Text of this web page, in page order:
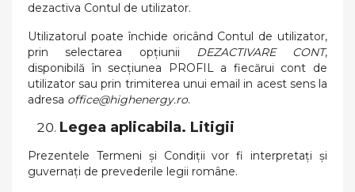
dezactiva Contul de utilizator.
Utilizatorul poate închide oricând Contul de utilizator,
prin selectarea opțiunii DEZACTIVARE CONT,
disponibilă în secțiunea PROFIL a fiecărui cont de
utilizator sau prin trimiterea unui email in acest sens la
adresa office@highenergy.ro.
Legea aplicabila. Litigii
Prezentele Termeni și Condiții vor fi interpretați și
guvernați de prevederile legii române.